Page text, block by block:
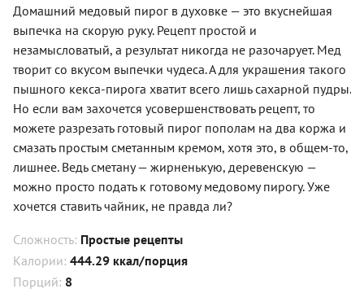
Домашний медовый пирог в духовке — это вкуснейшая
выпечка на скорую руку. Рецепт простой и
незамысловатый, а результат никогда не разочарует. Мед
творит со вкусом выпечки чудеса. А для украшения такого
пышного кекса-пирога хватит всего лишь сахарной пудры.
Но если вам захочется усовершенствовать рецепт, то
можете разрезать готовый пирог пополам на два коржа и
смазать простым сметанным кремом, хотя это, в общем-то,
лишнее. Ведь сметану — жирненькую, деревенскую —
можно просто подать к готовому медовому пирогу. Уже
хочется ставить чайник, не правда ли?
Сложность: Простые рецепты
Калории: 444.29 ккал/порция
Порций: 8